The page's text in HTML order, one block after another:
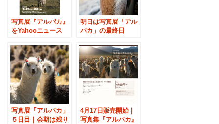
写真展『アルパカ』
をYahooニュース
いただきました
明日は写真展「アル
パカ」の最終日
写真展「アルパカ」
５日目｜会期は残り
4月17日販売開始｜
写真集『アルパカ』